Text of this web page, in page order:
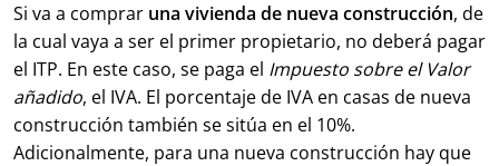
Si va a comprar una vivienda de nueva construcción, de
la cual vaya a ser el primer propietario, no deberá pagar
el ITP. En este caso, se paga el Impuesto sobre el Valor
añadido, el IVA. El porcentaje de IVA en casas de nueva
construcción también se sitúa en el 10%.
Adicionalmente, para una nueva construcción hay que